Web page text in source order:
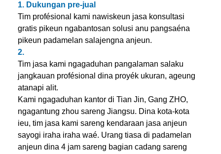
1. Dukungan pre-jual
Tim profésional kami nawiskeun jasa konsultasi
gratis pikeun ngabantosan solusi anu pangsaéna
pikeun padamelan salajengna anjeun.
2.
Tim jasa kami ngagaduhan pangalaman salaku
jangkauan profésional dina proyék ukuran, ageung
atanapi alit.
Kami ngagaduhan kantor di Tian Jin, Gang ZHO,
ngagantung zhou sareng Jiangsu. Dina kota-kota
ieu, tim jasa kami sareng kendaraan jasa anjeun
sayogi iraha iraha waé. Urang tiasa di padamelan
anjeun dina 4 jam sareng bagian cadang sareng